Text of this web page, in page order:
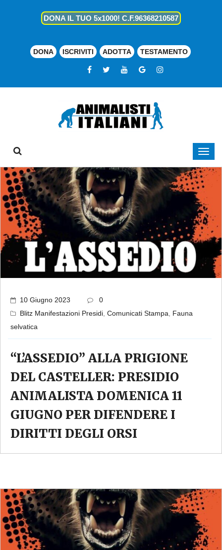
DONA IL TUO 5x1000! C.F.96368210587
DONA ISCRIVITI ADOTTA TESTAMENTO
10 Giugno 2023
0
Blitz Manifestazioni Presidi Comunicati Stampa
Fauna
selvatica
“L’ASSEDIO” ALLA PRIGIONE
DEL CASTELLER: PRESIDIO
ANIMALISTA DOMENICA 11
GIUGNO PER DIFENDERE I
DIRITTI DEGLI ORSI